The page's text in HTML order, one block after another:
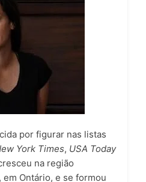
por figurar nas listas
York Times, USA Today
na região
Ontário, e se formou